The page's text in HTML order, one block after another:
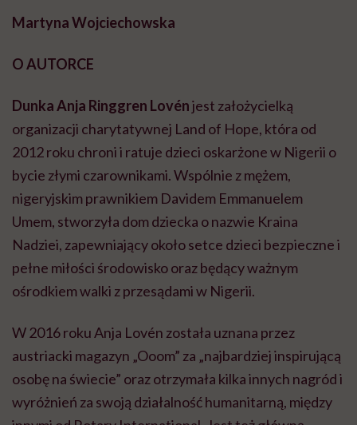
Martyna Wojciechowska
O AUTORCE
Dunka Anja Ringgren Lovénjest założycielką
organizacji charytatywnej Land of Hope, która od
2012 roku chroni i ratuje dzieci oskarżone w Nigerii o
bycie złymi czarownikami. Wspólnie z mężem,
nigeryjskim prawnikiem Davidem Emmanuelem
Umem, stworzyła dom dziecka o nazwie Kraina
Nadziei, zapewniający około setce dzieci bezpieczne i
pełne miłości środowisko oraz będący ważnym
ośrodkiem walki z przesądami w Nigerii.
W 2016 roku Anja Lovén została uznana przez
austriacki magazyn „Ooom” za „najbardziej inspirującą
osobę na świecie” oraz otrzymała kilka innych nagród i
wyróżnień za swoją działalność humanitarną, między